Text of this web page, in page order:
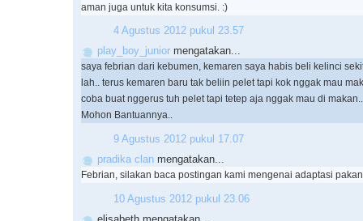
aman juga untuk kita konsumsi. :)
4 Agustus 2012 pukul 23.57
play_boy_junior mengatakan...
saya febrian dari kebumen, kemaren saya habis beli kelinci
lah.. terus kemaren baru tak beliin pelet tapi kok nggak mau
coba buat nggerus tuh pelet tapi tetep aja nggak mau di makan..
Mohon Bantuannya..
9 Agustus 2012 pukul 17.07
pradika clan mengatakan...
Febrian, silakan baca postingan kami mengenai adaptasi
10 Agustus 2012 pukul 23.06